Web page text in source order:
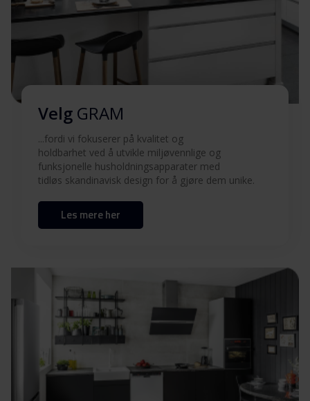
(EN,DK,FI,SV,NO)
Last ned
Produktbilde KS 771254
Produktbilde KS 771254
Produktbilde KS 771254 Last ned
Hent alt (10)
Velg GRAM
...fordi vi fokuserer på kvalitet og
holdbarhet ved å utvikle miljøvennlige og
funksjonelle husholdningsapparater med
tidløs skandinavisk design for å gjøre dem unike.
Les mere her